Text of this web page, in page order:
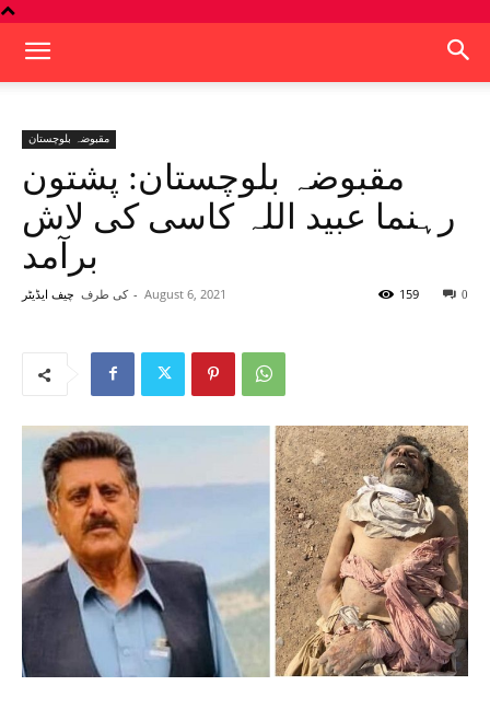
مقبوضہ بلوچستان
مقبوضہ بلوچستان: پشتون
رہنما عبید اللہ کاسی کی لاش
برآمد
کی طرف چیف ایڈیٹر - August 6, 2021 0
159